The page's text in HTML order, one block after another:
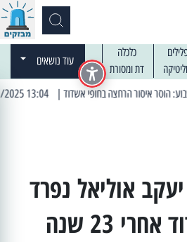
כלכלה
דת ומסורת
עוד נושאים
| 13:04 14/01/2025 עובדים בלילות: עבודות קרצוף וריבוד אספלט
אוליאל נפרד
23 שנה